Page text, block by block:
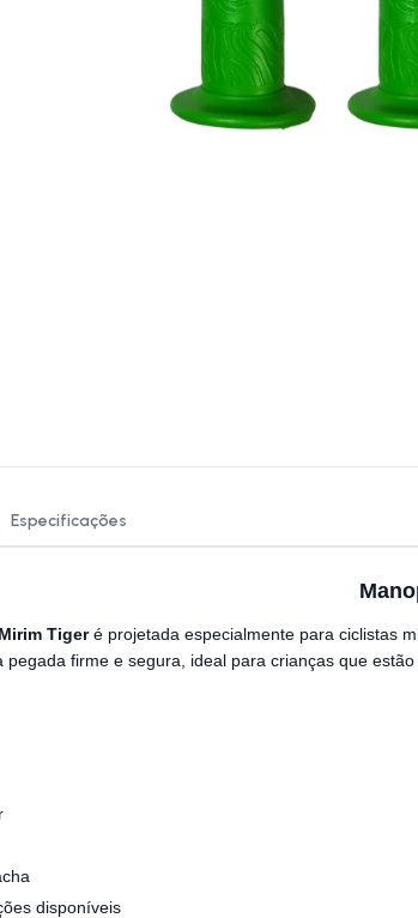
Especificações
Tigeré projetada especialmente para ciclistas
pegada firme e segura, ideal para crianças que
disponíveis